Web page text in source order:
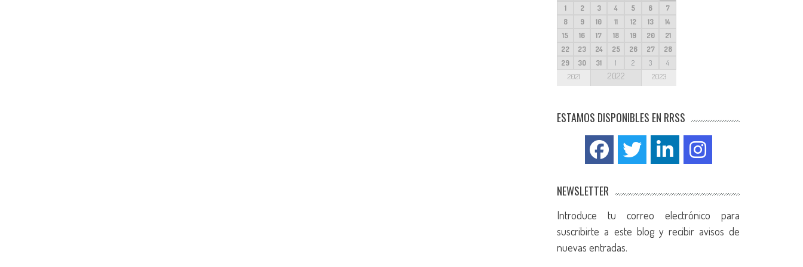
1
2 3 4 5 6
7
8
9 10 11 12 13
14
15
16 17 18 19 20
21
22
23 24 25 26 27
28
29
30 31 1 2 3 4
2021 2022 2023
ESTAMOS DISPONIBLES EN RRSS
NEWSLETTER
Introduce tu correo electrónico para
suscribirte a este blog y recibir avisos de
nuevas entradas.